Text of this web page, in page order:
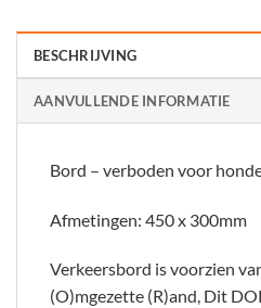
BESCHRIJVING
AANVULLENDE INFORMATIE
Bord – verboden voor
Afmetingen: 450 x 300mm
Verkeersbord is voorzien
(O)mgezette (R)and, Dit